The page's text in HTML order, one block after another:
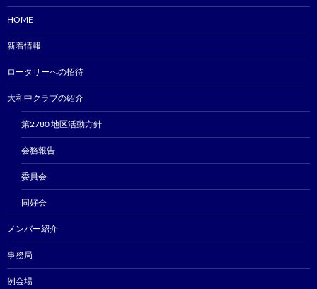
HOME
新着情報
ロータリーへの招待
大和中クラブの紹介
第2780 地区活動方針
会務報告
委員会
同好会
メンバー紹介
事務局
例会場